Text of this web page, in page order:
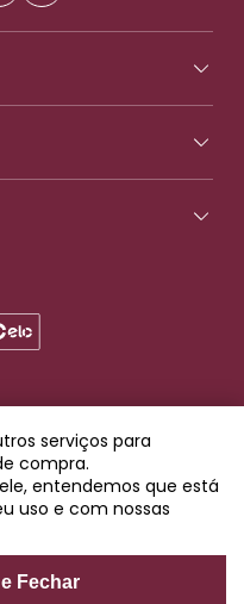
de 18 anos.
68
serviços para
compra.
entendemos que está
uso e com nossas
Fechar